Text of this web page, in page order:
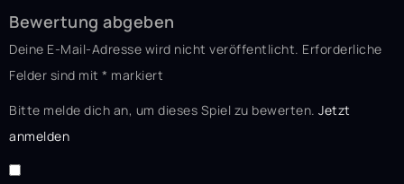
Bewertung abgeben
Deine E-Mail-Adresse wird nicht veröffentlicht. Erforderliche
Felder sind mit * markiert
Bitte melde dich an, um dieses Spiel zu bewerten. Jetzt
anmelden